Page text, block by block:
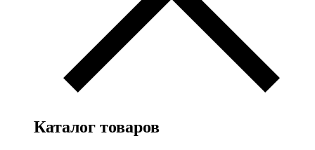
Каталог товаров